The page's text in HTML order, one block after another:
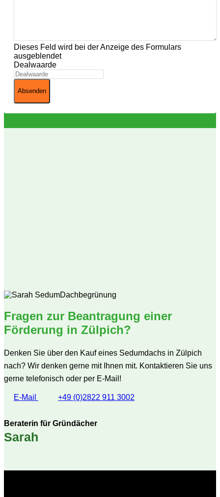
Dieses Feld wird bei der Anzeige des Formulars
ausgeblendet
Dealwaarde
Fragen zur Beantragung einer
Förderung in Zülpich?
Denken Sie über den Kauf eines Sedumdachs in Zülpich
nach? Wir denken gerne mit Ihnen mit. Kontaktieren Sie uns
gerne telefonisch oder per E-Mail!
E-Mail +49 (0)2822 911 3002
Beraterin für Gründächer
Sarah